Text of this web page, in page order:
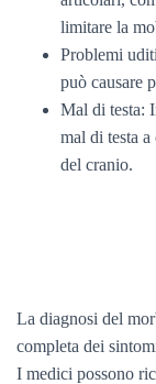
limitare la
Problemi
può causare
Mal di testa:
mal di testa a
del cranio.
La diagnosi del
completa dei
I medici possono